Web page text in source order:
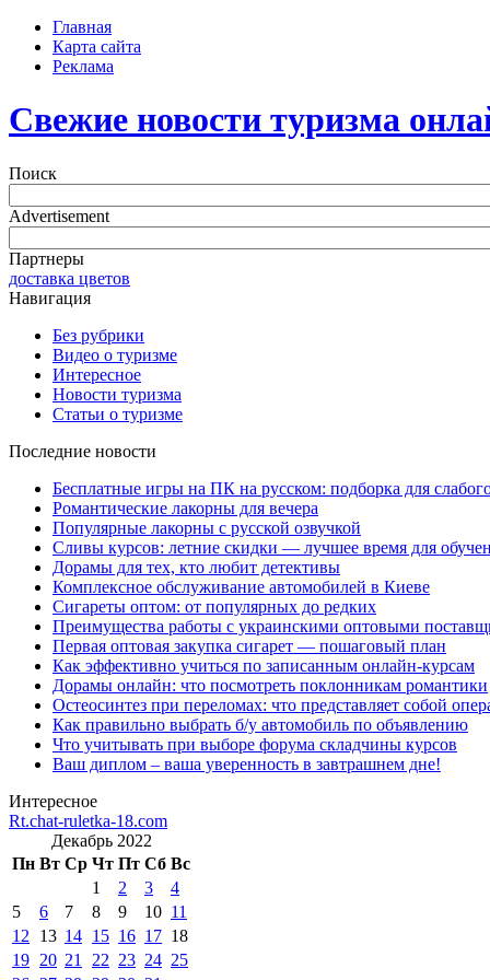
Главная
Карта сайта
Реклама
Свежие новости туризма
Поиск
Advertisement
Партнеры
доставка цветов
Навигация
Без рубрики
Видео о туризме
Интересное
Новости туризма
Статьи о туризме
Последние новости
Бесплатные игры на ПК на русском: подборка для
Романтические лакорны для вечера
Популярные лакорны с русской озвучкой
Сливы курсов: летние скидки — лучшее время для
Дорамы для тех, кто любит детективы
Комплексное обслуживание автомобилей в Киеве
Сигареты оптом: от популярных до редких
Преимущества работы с украинскими оптовыми
Первая оптовая закупка сигарет — пошаговый план
Как эффективно учиться по записанным онлайн-курсам
Дорамы онлайн: что посмотреть поклонникам романтики
Остеосинтез при переломах: что представляет собой
Как правильно выбрать б/у автомобиль по объявлению
Что учитывать при выборе форума складчины курсов
Ваш диплом – ваша уверенность в завтрашнем дне!
Интересное
Rt.chat-ruletka-18.com
Декабрь 2022
Пн Вт Ср Чт Пт Сб Вс
1
2 3
4
5
6 7 8 9 10 11
12
13 14 15 16 17 18
19 20 21 22 23 24 25